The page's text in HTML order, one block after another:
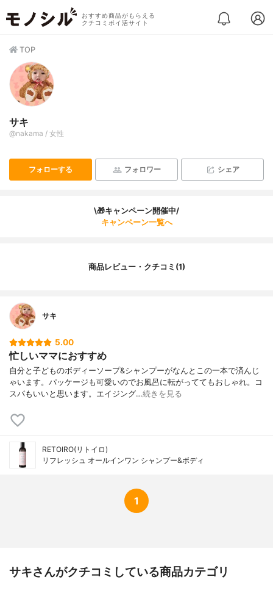
おすすめ商品がもらえる
クチコミポイ活サイト
TOP
サキ
@nakama / 女性
フォローする フォロワー シェア
\🎁キャンペーン開催中/
キャンペーン一覧へ
商品レビュー・クチコミ(1)
サキ
5.00
忙しいママにおすすめ
自分と子どものボディーソープ&シャンプーがなんとこの一本で済んじ
ゃいます。パッケージも可愛いのでお風呂に転がっててもおしゃれ。コ
スパもいいと思います。エイジング…続きを見る
RETOIRO(リトイロ)
リフレッシュ オールインワン シャンプー&ボディ
1
サキさんがクチコミしている商品カテゴリ